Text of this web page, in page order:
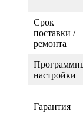
Срок
поставки /
ремонта
настройки
Гарантия